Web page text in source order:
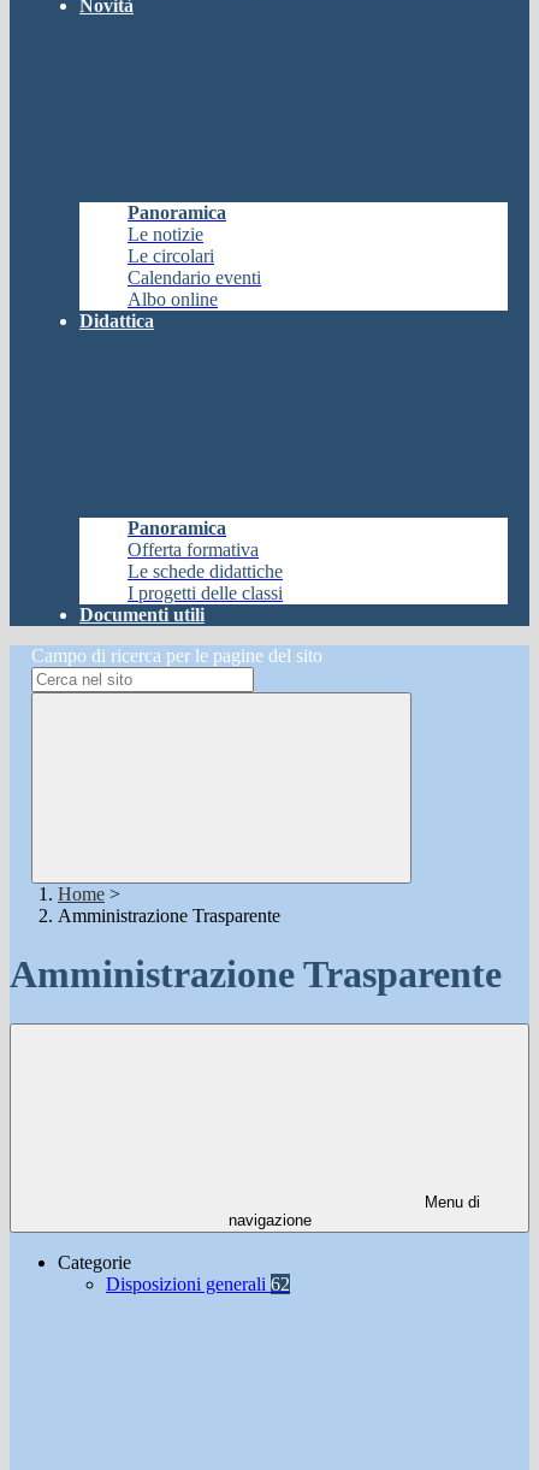
Novità
Panoramica
Le notizie
Le circolari
Calendario eventi
Albo online
Didattica
Panoramica
Offerta formativa
Le schede didattiche
I progetti delle classi
Documenti utili
Campo di ricerca per le pagine del sito
Home >
Amministrazione Trasparente
Amministrazione Trasparente
Menu di
navigazione
Categorie
Disposizioni generali 62